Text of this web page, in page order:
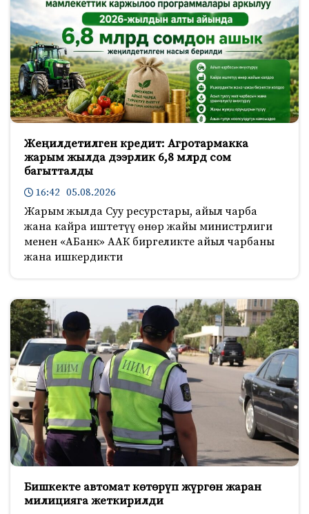
Жеңилдетилген кредит: Агротармакка
жарым жылда дээрлик 6,8 млрд сом
багытталды
16:42 05.08.2026
Жарым жылда Суу ресурстары, айыл чарба
жана кайра иштетүү өнөр жайы министрлиги
менен «АБанк» ААК биргеликте айыл чарбаны
жана ишкердикти
Бишкекте автомат көтөрүп жүргөн жаран
милицияга жеткирилди